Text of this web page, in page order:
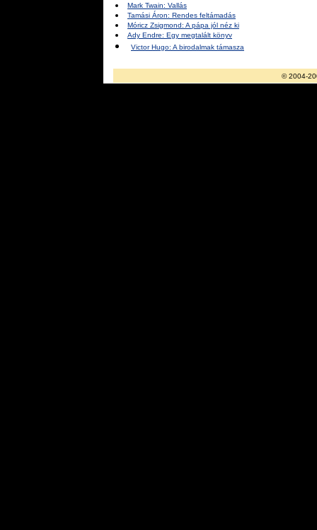
Mark Twain: Vallás
Tamási Áron: Rendes feltámadás
Móricz Zsigmond: A pápa jól néz ki
Ady Endre: Egy megtalált könyv
Victor Hugo: A birodalmak támasza
© 2004-